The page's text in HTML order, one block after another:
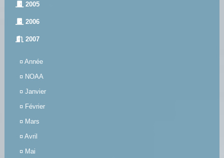
2005
2006
2007
¤ Année
¤ NOAA
¤ Janvier
¤ Février
¤ Mars
¤ Avril
¤ Mai